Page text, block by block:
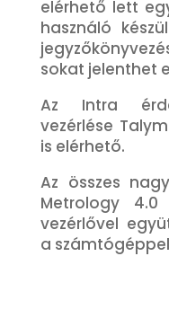
elérhető lett
használó
sokat jelenthet
Az Intra
vezérlése
is elérhető.
Az összes
Metrology
vezérlővel
a